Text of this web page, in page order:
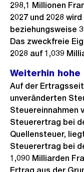
298,1 Millionen
2027 und 2028
beziehungsweise
Das zweckfreie
2028 auf 1,039
Weiterhin
Auf der
unveränderten
Steuereinnahmen
Steuerertrag bei
Quellensteuer,
Steuerertrag bei
1,090 Milliarden